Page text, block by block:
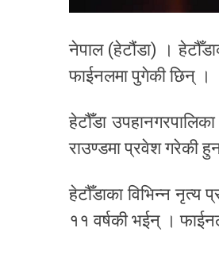
नेपाल (हेटौंडा) ।
फाईनलमा पुगेकी छिन् ।
हेटौँडा
राउण्डमा प्रवेश गरेकी
हेटौँडाका विभिन्न नृत्य
११ वर्षकी भईन् ।